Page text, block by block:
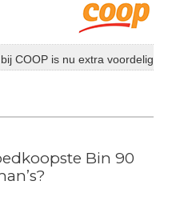
COOP is nu extra voordelig
Bin 90